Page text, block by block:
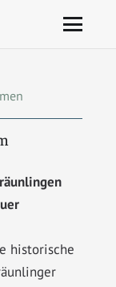
historische